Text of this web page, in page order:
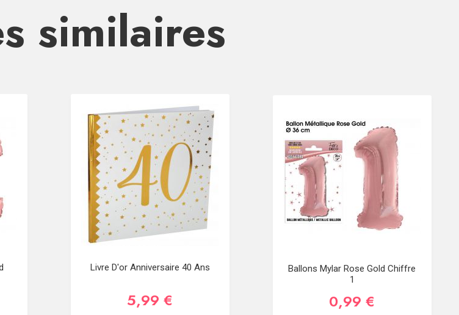
similaires
Livre D'or Anniversaire 40 Ans
5,99 €
Ballons Mylar Rose Gold Chiffre
1
0,99 €